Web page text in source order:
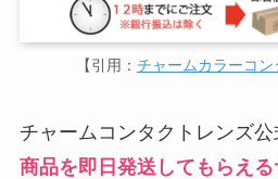
【引用： チャームカラーコン
チャームコンタクトレンズ公
商品を即日発送してもらえ